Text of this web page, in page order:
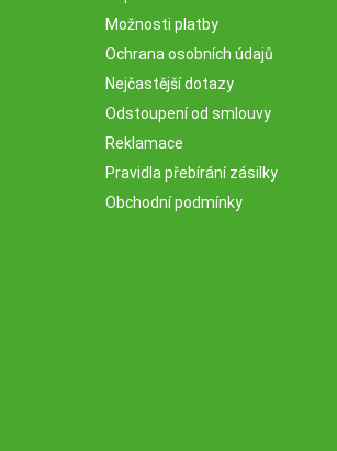
Možnosti platby
Ochrana osobních údajů
Nejčastější dotazy
Odstoupení od smlouvy
Reklamace
Pravidla přebírání zásilky
Obchodní podmínky